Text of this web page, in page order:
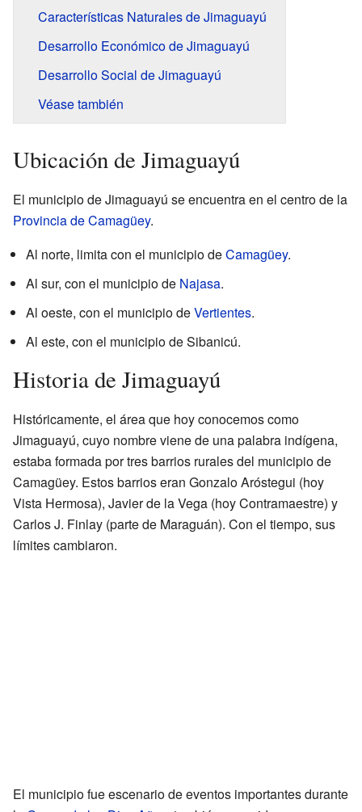
Características Naturales de Jimaguayú
Desarrollo Económico de Jimaguayú
Desarrollo Social de Jimaguayú
Véase también
Ubicación de Jimaguayú
El municipio de Jimaguayú se encuentra en el centro de la
Provincia de Camagüey.
Al norte, limita con el municipio deCamagüey.
Al sur, con el municipio de Najasa.
Al oeste, con el municipio deVertientes.
Al este, con el municipio de Sibanicú.
Historia de Jimaguayú
Históricamente, el área que hoy conocemos como
Jimaguayú, cuyo nombre viene de una palabra indígena,
estaba formada por tres barrios rurales del municipio de
Camagüey. Estos barrios eran Gonzalo Aróstegui (hoy
Vista Hermosa), Javier de la Vega (hoy Contramaestre) y
Carlos J. Finlay (parte de Maraguán). Con el tiempo, sus
límites cambiaron.
El municipio fue escenario de eventos importantes durante